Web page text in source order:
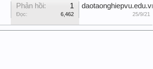
Phản hồi: 1
Đọc: 6,462
daotaonghiepvu.edu.vn
25/9/21